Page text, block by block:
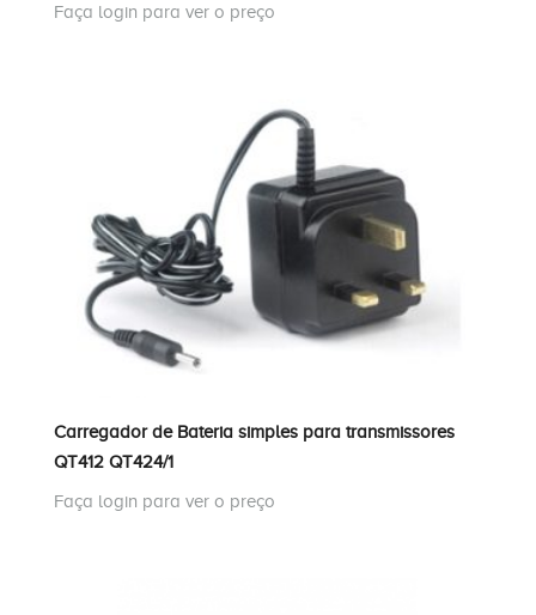
Faça login para ver o preço
Carregador de Bateria simples para transmissores
QT412 QT424/1
Faça login para ver o preço